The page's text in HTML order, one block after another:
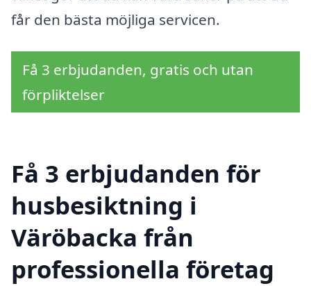
får den bästa möjliga servicen.
Få 3 erbjudanden, gratis och utan
förpliktelser
Få 3 erbjudanden för
husbesiktning i
Väröbacka från
professionella företag